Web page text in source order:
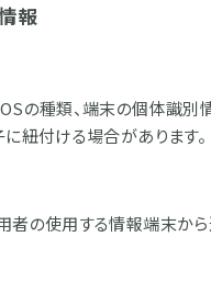
報
の種類、端末の個体識別
紐付ける場合があります。
者の使用する情報端末か